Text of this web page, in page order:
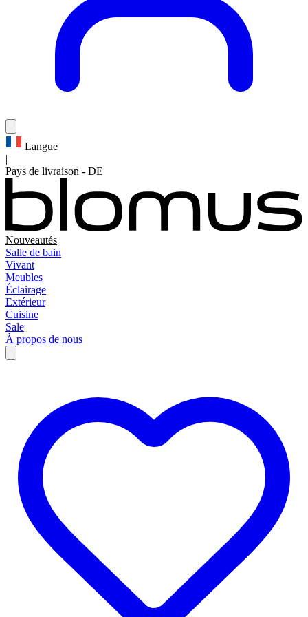
Langue
|
Pays de livraison - DE
Nouveautés
Salle de bain
Vivant
Meubles
Éclairage
Extérieur
Cuisine
Sale
À propos de nous